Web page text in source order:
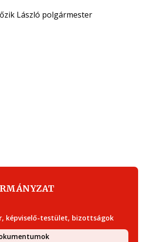
László polgármester
képviselő-testület, bizottságok